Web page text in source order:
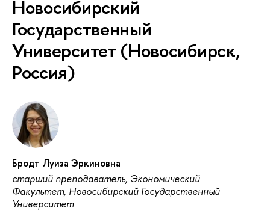
Новосибирский
Государственный
Университет (Новосибирск,
Россия)
Бродт Луиза Эркиновна
старший преподаватель, Экономический
Факультет, Новосибирский Государственный
Университет